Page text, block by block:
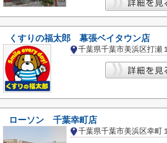
くすりの福太郎 幕張ベイタウン店
千葉県千葉市美浜区打瀬
ローソン 千葉幸町店
千葉県千葉市美浜区幸町